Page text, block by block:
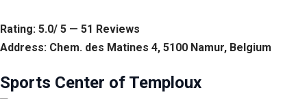
Rating: 5.0/ 5 — 51 Reviews
Address: Chem. des Matines 4, 5100 Namur, Belgium
Sports Center of Temploux